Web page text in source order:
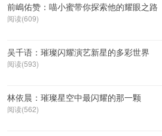
前嶋佑赞：喵小蜜带你探索他的耀眼之路
阅读(609)
吴千语：璀璨闪耀演艺新星的多彩世界
阅读(593)
林依晨：璀璨星空中最闪耀的那一颗
阅读(562)